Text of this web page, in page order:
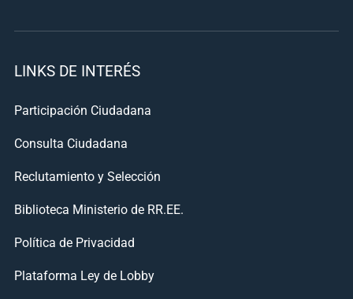
LINKS DE INTERÉS
Participación Ciudadana
Consulta Ciudadana
Reclutamiento y Selección
Biblioteca Ministerio de RR.EE.
Política de Privacidad
Plataforma Ley de Lobby